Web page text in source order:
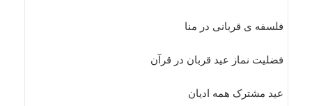
فلسفه ی قربانی در منا
فضلیت نماز عید قربان در قرآن
عید مشترک همه ادیان